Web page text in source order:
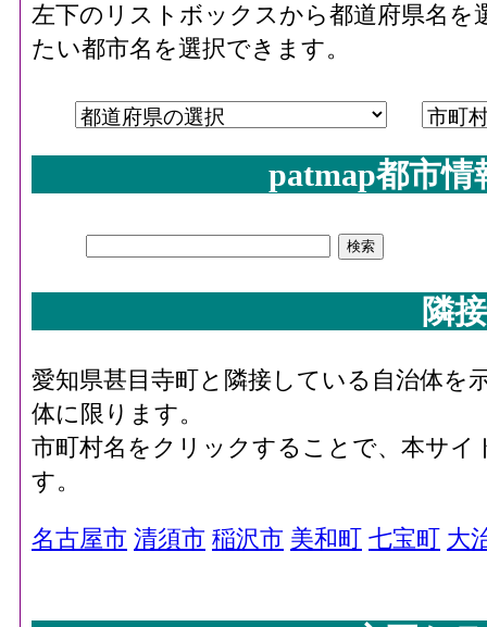
左下のリストボックスから都道府県名
たい都市名を選択できます。
patmap都市
隣
愛知県甚目寺町と隣接している自治体を
体に限ります。
市町村名をクリックすることで、本サ
す。
名古屋市 清須市 稲沢市 美和町 七宝町 大